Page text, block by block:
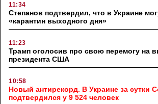
11:34
Степанов подтвердил, что в Украине
«карантин выходного дня»
11:23
Трамп оголосив про свою перемогу на
президента США
10:58
Новый антирекорд. В Украине за сутки
подтвердился у 9 524 человек